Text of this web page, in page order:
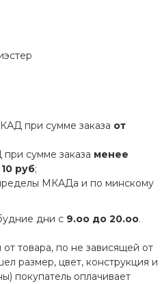
при сумме заказа от
сумме заказа менее
10 руб;
МКАДа и по минскому
дни с 9.оо до 20.оо.
товара, по не зависящей от
размер, цвет, конструкция и
покупатель оплачивает